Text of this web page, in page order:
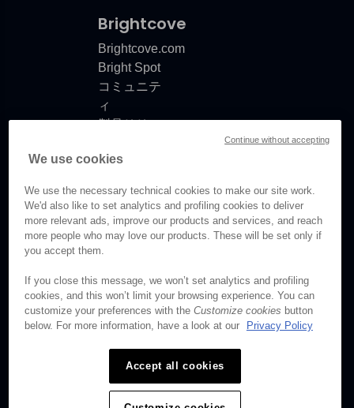
Brightcove
Brightcove.com
Bright Spot
コミュニテ
ィ
製品リリー
ドキュメン
reserved.
プライバシー
We use cookies
We use the necessary technical cookies to make our site work.
We'd also like to set analytics and profiling cookies to deliver
more relevant ads, improve our products and services, and reach
more people who may love our products. These will be set only if
you accept them.
If you close this message, we won’t set analytics and profiling
cookies, and this won’t limit your browsing experience. You can
customize your preferences with the Customize cookies button
below. For more information, have a look at our
Privacy Policy
Accept all cookies
Continue without accepting